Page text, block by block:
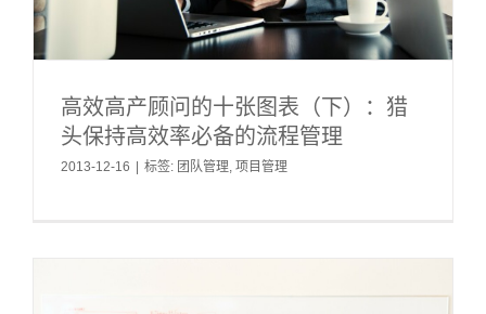
高效高产顾问的十张图表（下）：猎
头保持高效率必备的流程管理
2013-12-16 标签: 团队管理, 项目管理